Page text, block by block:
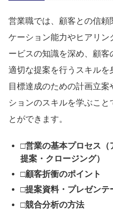
営業職では、顧客との信
ケーション能力やヒアリ
ービスの知識を深め、顧客
適切な提案を行うスキルを
目標達成のための計画立
ションのスキルを学ぶこ
とができます。
□営業の基本プロセス（
提案・クロージング）
□顧客折衝のポイント
□提案資料・プレゼンテ
□競合分析の方法